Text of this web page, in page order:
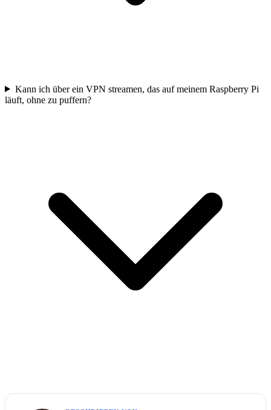
Kann ich über ein VPN streamen, das auf meinem Raspberry Pi
läuft, ohne zu puffern?